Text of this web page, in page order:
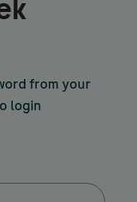
from your
login